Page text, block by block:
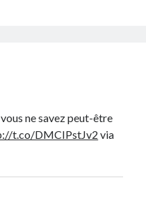
ne savez peut-être
t.co/DMCIPstJv2 via